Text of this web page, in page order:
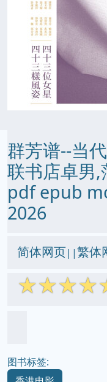
群芳谱--当
联书店卓男,
pdf epub
2026
简体网页||繁体
☆☆☆☆
图书标签: